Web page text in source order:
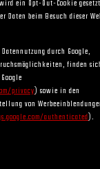
ein Opt-Out-Cookie
Daten beim Besuch dieser
durch Google,
finden
privacy) sowie in den
von
authenticated).